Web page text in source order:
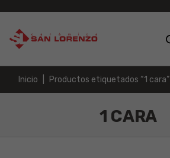
Inicio Productos etiquetados “1 cara”
1 CARA